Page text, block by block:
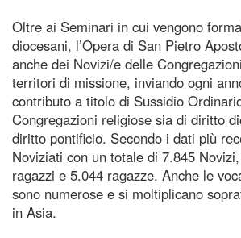
Oltre ai Seminari in cui vengono
diocesani, l’Opera di San Pietro
anche dei Novizi/e delle
territori di missione, inviando ogni
contributo a titolo di Sussidio
Congregazioni religiose sia di diritto
diritto pontificio. Secondo i dati più
Noviziati con un totale di 7.845
ragazzi e 5.044 ragazze. Anche le
sono numerose e si moltiplicano
in Asia.